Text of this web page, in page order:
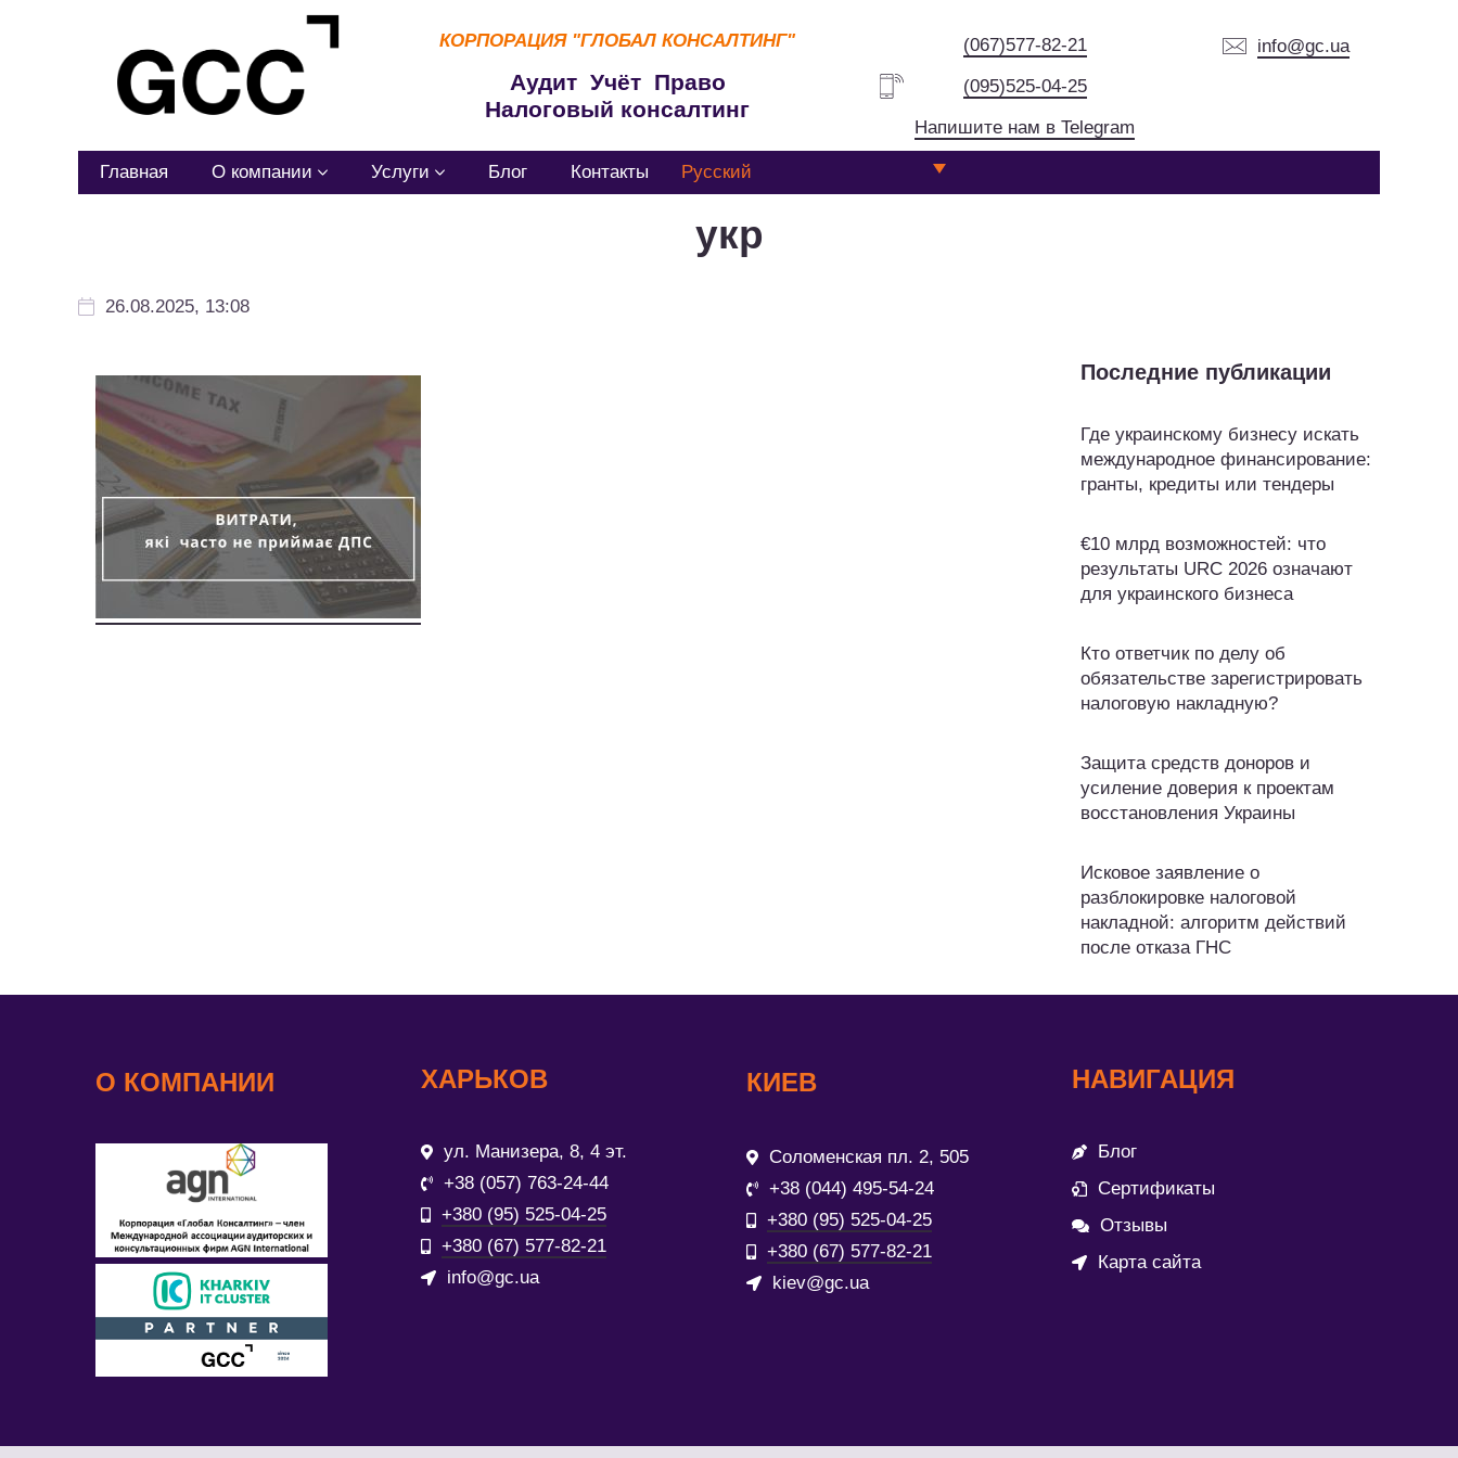
КОРПОРАЦИЯ "ГЛОБАЛ КОНСАЛТИНГ"
Аудит Учёт Право
Налоговый консалтинг
(067)577-82-21
(095)525-04-25
Напишите нам в Telegram
info@gc.ua
Главная О компании Услуги Блог Контакты Русский
укр
26.08.2025, 13:08
Последние публикации
Где украинскому бизнесу искать
международное финансирование:
гранты, кредиты или тендеры
€10 млрд возможностей: что
результаты URC 2026 означают
для украинского бизнеса
Кто ответчик по делу об
обязательстве зарегистрировать
налоговую накладную?
Защита средств доноров и
усиление доверия к проектам
восстановления Украины
Исковое заявление о
разблокировке налоговой
накладной: алгоритм действий
после отказа ГНС
О КОМПАНИИ ХАРЬКОВ
ул. Манизера, 8, 4 эт.
+38 (057) 763-24-44
+380 (95) 525-04-25
+380 (67) 577-82-21
info@gc.ua
КИЕВ
Соломенская пл. 2, 505
+38 (044) 495-54-24
+380 (95) 525-04-25
+380 (67) 577-82-21
kiev@gc.ua
НАВИГАЦИЯ
Блог
Сертификаты
Отзывы
Карта сайта